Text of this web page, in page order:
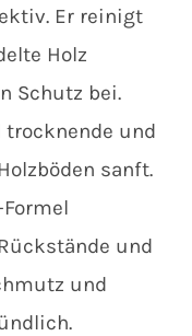
Er reinigt
Holz
Schutz bei.
und
sanft.
und
und